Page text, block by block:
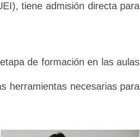
tiene admisión directa para
de formación en las aulas
herramientas necesarias para